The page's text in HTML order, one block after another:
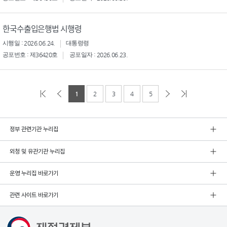
한국수출입은행법 시행령
시행일 : 2026.06.24.
대통령령
공포번호 : 제36420호
공포일자 : 2026.06.23.
1 2 3 4 5
정부 관련기관 누리집
외청 및 유관기관 누리집
운영 누리집 바로가기
관련 사이트 바로가기